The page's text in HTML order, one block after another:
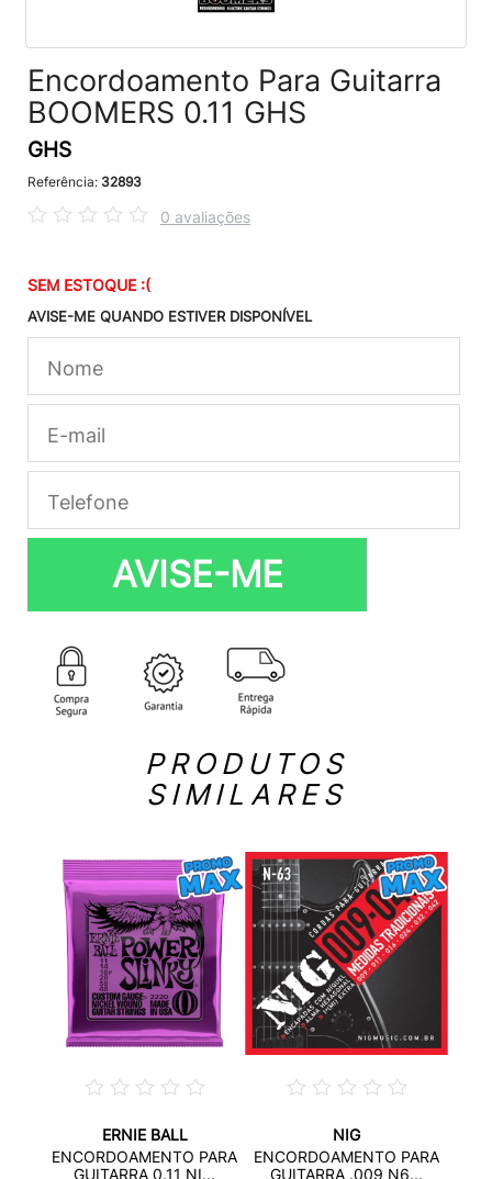
Encordoamento Para Guitarra
BOOMERS 0.11 GHS
GHS
Referência: 32893
0 avaliações
SEM ESTOQUE :(
AVISE-ME QUANDO ESTIVER DISPONÍVEL
AVISE-ME
PRODUTOS
SIMILARES
ERNIE BALL
ENCORDOAMENTO PARA
GUITARRA 0.11 NI...
NIG
ENCORDOAMENTO PARA
GUITARRA .009 N6...